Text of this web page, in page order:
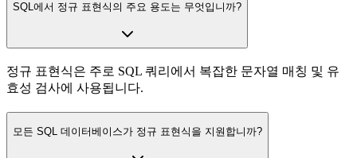
SQL에서 정규 표현식의 주요 용도는 무엇입니까?
정규 표현식은 주로 SQL 쿼리에서 복잡한 문자열 매칭 및 유
효성 검사에 사용됩니다.
모든 SQL 데이터베이스가 정규 표현식을 지원합니까?